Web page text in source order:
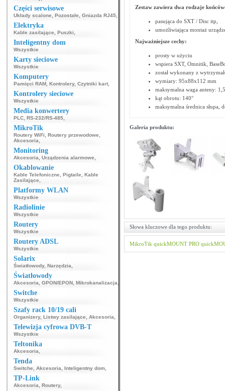
Części serwisowe
Układy scalone Pozostałe Gniazda RJ45
Elektryka
Kable zasilające Puszki
Inteligentny dom
Wszystkie
Karty sieciowe
Wszystkie
Komputery
Pamięci RAM Kontrolery, Czytniki kart
Kontrolery sieciowe
Wszystkie
Media konwertery
PLC RS-232/RS-485
MikroTik
Routery WiFi Routery przewodowe
Akcesoria
Monitoring
Akcesoria Urządzenia alarmowe
Okablowanie
Kable Telefoniczne Pigtaile
Kable
Zasilające
Platformy WLAN
Wszystkie
Radiolinie
Wszystkie
Routery
Wszystkie
Routery ADSL
Wszystkie
Solarix
Światłowody, Narzędzia
Światłowody
Akcesoria GPON/EPON Mikrokanalizacja
Switche
Wszystkie
Szafy rack 10/19 cali
Organizery, Listwy zasilające Akcesoria
Telewizja cyfrowa DVB-T
Wszystkie
Teltonika
Akcesoria
Tenda
Switche Akcesoria Inteligentny dom
TP-Link
Akcesoria Routery,
Zestaw zawiera dwa rodzaje
pasująca do SXT / Disc itp,
umożliwiająca montaż
Najważniejsze cechy:
prosty w użyciu
wspiera SXT, Omnitik,
został wykonany z
wymiary: 95x88x112 mm
maksymalna waga anteny:
kąt obrotu: 140°
maksymalna średnica słupa,
Galeria produktu:
Słowa kluczowe dla tego produktu:
MikroTik quickMOUNT PRO